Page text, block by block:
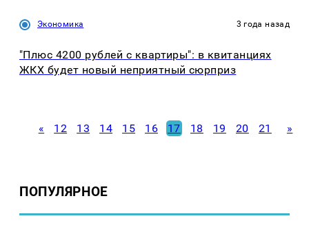
Экономика 3 года назад
"Плюс 4200 рублей с квартиры": в квитанциях
ЖКХ будет новый неприятный сюрприз
« 12 13 14 15 16 17 18 19 20 21 »
ПОПУЛЯРНОЕ